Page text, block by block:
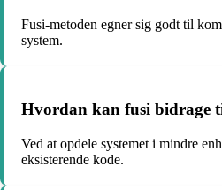
Fusi-metoden egner sig godt til
system.
Hvordan kan fusi bidrage
Ved at opdele systemet i mindre
eksisterende kode.